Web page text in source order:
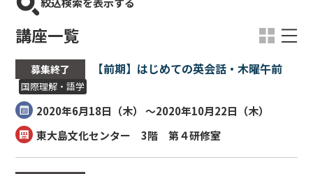
講座一覧
募集終了 【前期】はじめての英会話・木曜午前
国際理解・語学
2020年6月18日（木） ～2020年10月22日（木）
東大島文化センター 3階 第４研修室